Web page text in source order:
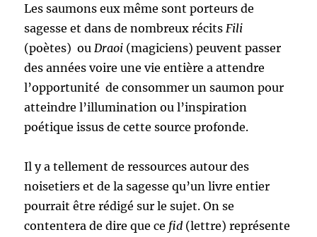
Les saumons eux même sont porteurs de
sagesse et dans de nombreux récits Fili
(poètes) ou Draoi (magiciens) peuvent passer
des années voire une vie entière a attendre
l’opportunité de consommer un saumon pour
atteindre l’illumination ou l’inspiration
poétique issus de cette source profonde.
Il y a tellement de ressources autour des
noisetiers et de la sagesse qu’un livre entier
pourrait être rédigé sur le sujet. On se
contentera de dire que ce fid (lettre) représente